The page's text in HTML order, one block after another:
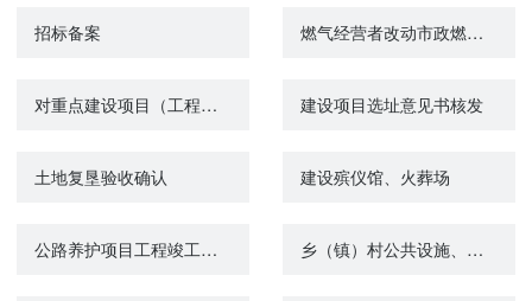
招标备案 燃气经营者改动市政燃气设施审批
对重点建设项目（工程）档案的验收 建设项目选址意见书核发
土地复垦验收确认 建设殡仪馆、火葬场
公路养护项目工程竣工验收 乡（镇）村公共设施、公益事业使用集体建设用地审批